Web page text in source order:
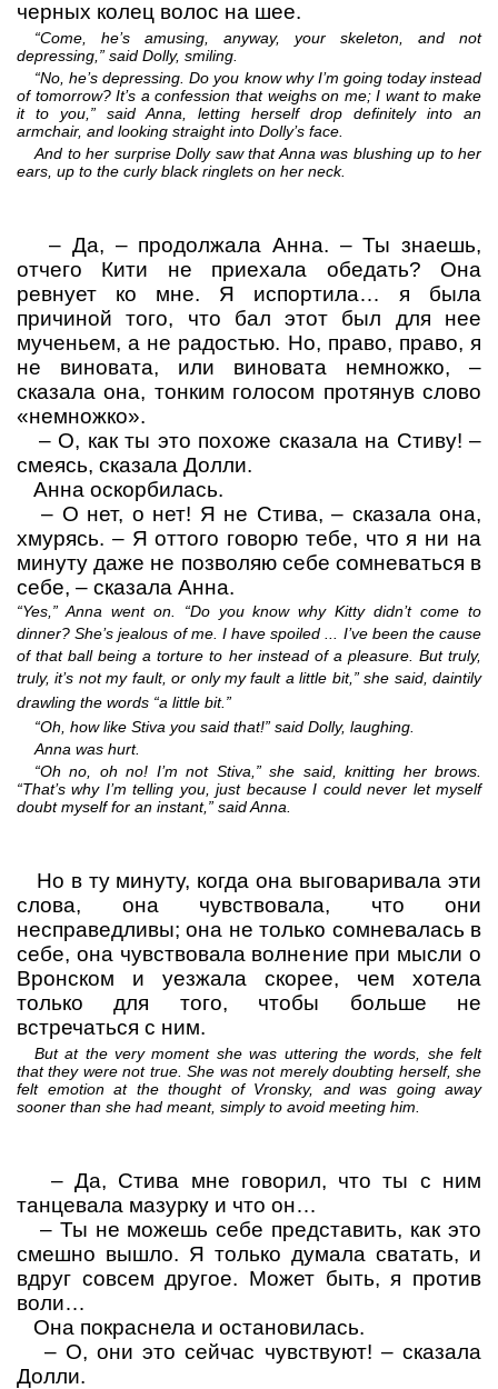
черных колец волос на шее.
“Come, he’s amusing, anyway, your skeleton, and not
depressing,” said Dolly, smiling.
“No, he’s depressing. Do you know why I’m going today instead
of tomorrow? It’s a confession that weighs on me; I want to make
it to you,” said Anna, letting herself drop definitely into an
armchair, and looking straight into Dolly’s face.
And to her surprise Dolly saw that Anna was blushing up to her
ears, up to the curly black ringlets on her neck.
– Да, – продолжала Анна. – Ты знаешь,
отчего Кити не приехала обедать? Она
ревнует ко мне. Я испортила… я была
причиной того, что бал этот был для нее
мученьем, а не радостью. Но, право, право, я
не виновата, или виновата немножко,
–
сказала она, тонким голосом протянув слово
«немножко».
– О, как ты это похоже сказала на Стиву! –
смеясь, сказала Долли.
Анна оскорбилась.
– О нет, о нет! Я не Стива, – сказала она,
хмурясь. – Я оттого говорю тебе, что я ни на
минуту даже не позволяю себе сомневаться в
себе, – сказала Анна.
“Yes,” Anna went on. “Do you know why Kitty didn’t come to
dinner? She’s jealous of me. I have spoiled ... I’ve been the cause
of that ball being a torture to her instead of a pleasure. But truly,
truly, it’s not my fault, or only my fault a little bit,” she said, daintily
drawling the words “a little bit.”
“Oh, how like Stiva you said that!” said Dolly, laughing.
Anna was hurt.
“Oh no, oh no! I’m not Stiva,” she said, knitting her brows.
“That’s why I’m telling you, just because I could never let myself
doubt myself for an instant,” said Anna.
Но в ту минуту, когда она выговаривала эти
слова, она чувствовала, что они
несправедливы; она не только сомневалась в
себе, она чувствовала волнение при мысли о
Вронском и уезжала скорее, чем хотела
только для того, чтобы больше не
встречаться с ним.
But at the very moment she was uttering the words, she felt
that they were not true. She was not merely doubting herself, she
felt emotion at the thought of Vronsky, and was going away
sooner than she had meant, simply to avoid meeting him.
– Да, Стива мне говорил, что ты с ним
танцевала мазурку и что он…
– Ты не можешь себе представить, как это
смешно вышло. Я только думала сватать, и
вдруг совсем другое. Может быть, я против
воли…
Она покраснела и остановилась.
– О, они это сейчас чувствуют! – сказала
Долли.